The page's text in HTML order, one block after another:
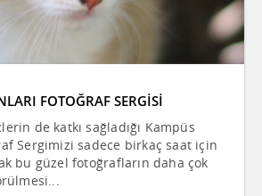
FOTOĞRAF SERGİSİ
de katkı sağladığı Kampüs
Sergimizi sadece birkaç saat için
bu güzel fotoğrafların daha çok